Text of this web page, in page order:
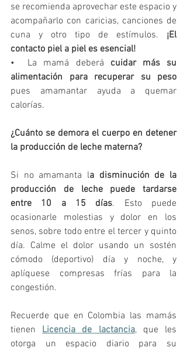
se recomienda aprovechar este espacio y
acompañarlo con caricias, canciones de
cuna y otro tipo de estímulos. ¡El
contacto piel a piel es esencial!
•  La mamá deberá cuidar más su
alimentación para recuperar su peso
pues amamantar ayuda a quemar
calorías.
¿Cuánto se demora el cuerpo en detener
la producción de leche materna?
Si no amamanta la disminución de la
producción de leche puede tardarse
entre 10 a 15 días. Esto puede
ocasionarle molestias y dolor en los
senos, sobre todo entre el tercer y quinto
día. Calme el dolor usando un sostén
cómodo (deportivo) día y noche, y
aplíquese compresas frías para la
congestión.
Recuerde que en Colombia las mamás
tienen Licencia de lactancia, que les
otorga un espacio diario para su